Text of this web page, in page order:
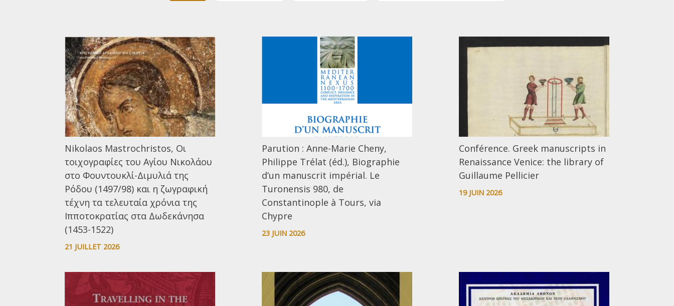
Nikolaos Mastrochristos, Οι
τοιχογραφίες του Αγίου Νικολάου
στο Φουντουκλί-Διμυλιά της
Ρόδου (1497/98) και η ζωγραφική
τέχνη τα τελευταία χρόνια της
Ιπποτοκρατίας στα Δωδεκάνησα
(1453-1522)
21 JUILLET 2026
Parution : Anne-Marie Cheny,
Philippe Trélat (éd.), Biographie
d’un manuscrit impérial. Le
Turonensis 980, de
Constantinople à Tours, via
Chypre
23 JUIN 2026
Conférence. Greek manuscripts in
Renaissance Venice: the library of
Guillaume Pellicier
19 JUIN 2026